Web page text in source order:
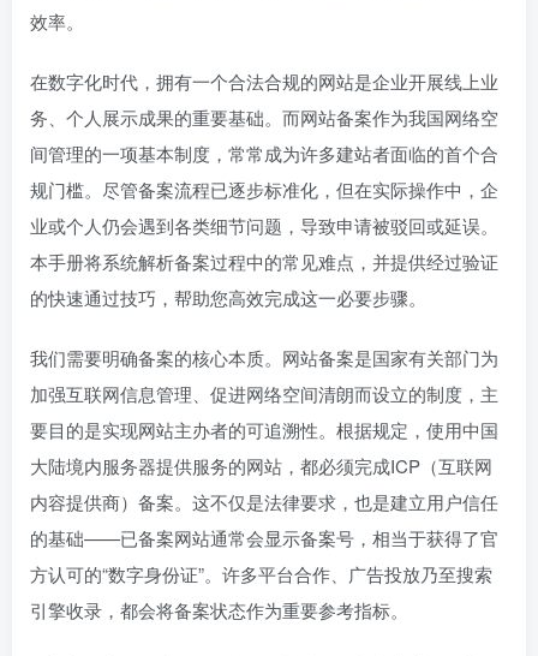
效率。
在数字化时代，拥有一个合法合规的网站是企业开展线上业
务、个人展示成果的重要基础。而网站备案作为我国网络空
间管理的一项基本制度，常常成为许多建站者面临的首个合
规门槛。尽管备案流程已逐步标准化，但在实际操作中，企
业或个人仍会遇到各类细节问题，导致申请被驳回或延误。
本手册将系统解析备案过程中的常见难点，并提供经过验证
的快速通过技巧，帮助您高效完成这一必要步骤。
我们需要明确备案的核心本质。网站备案是国家有关部门为
加强互联网信息管理、促进网络空间清朗而设立的制度，主
要目的是实现网站主办者的可追溯性。根据规定，使用中国
大陆境内服务器提供服务的网站，都必须完成ICP（互联网
内容提供商）备案。这不仅是法律要求，也是建立用户信任
的基础——已备案网站通常会显示备案号，相当于获得了官
方认可的“数字身份证”。许多平台合作、广告投放乃至搜索
引擎收录，都会将备案状态作为重要参考指标。